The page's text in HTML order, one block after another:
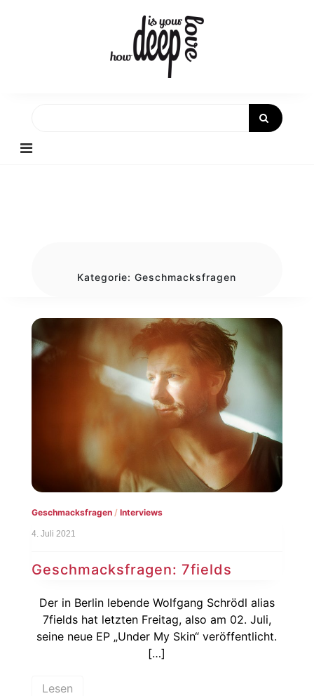
Kategorie:Geschmacksfragen
Geschmacksfragen/ Interviews
4. Juli 2021
Geschmacksfragen: 7fields
Der in Berlin lebende Wolfgang Schrödl alias
7fields hat letzten Freitag, also am 02. Juli,
seine neue EP „Under My Skin“ veröffentlicht.
[…]
Lesen